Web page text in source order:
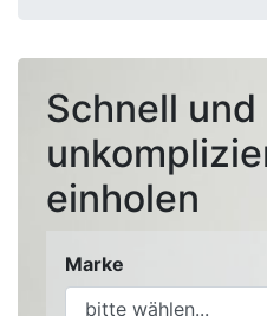
Schnell und
einholen
Marke